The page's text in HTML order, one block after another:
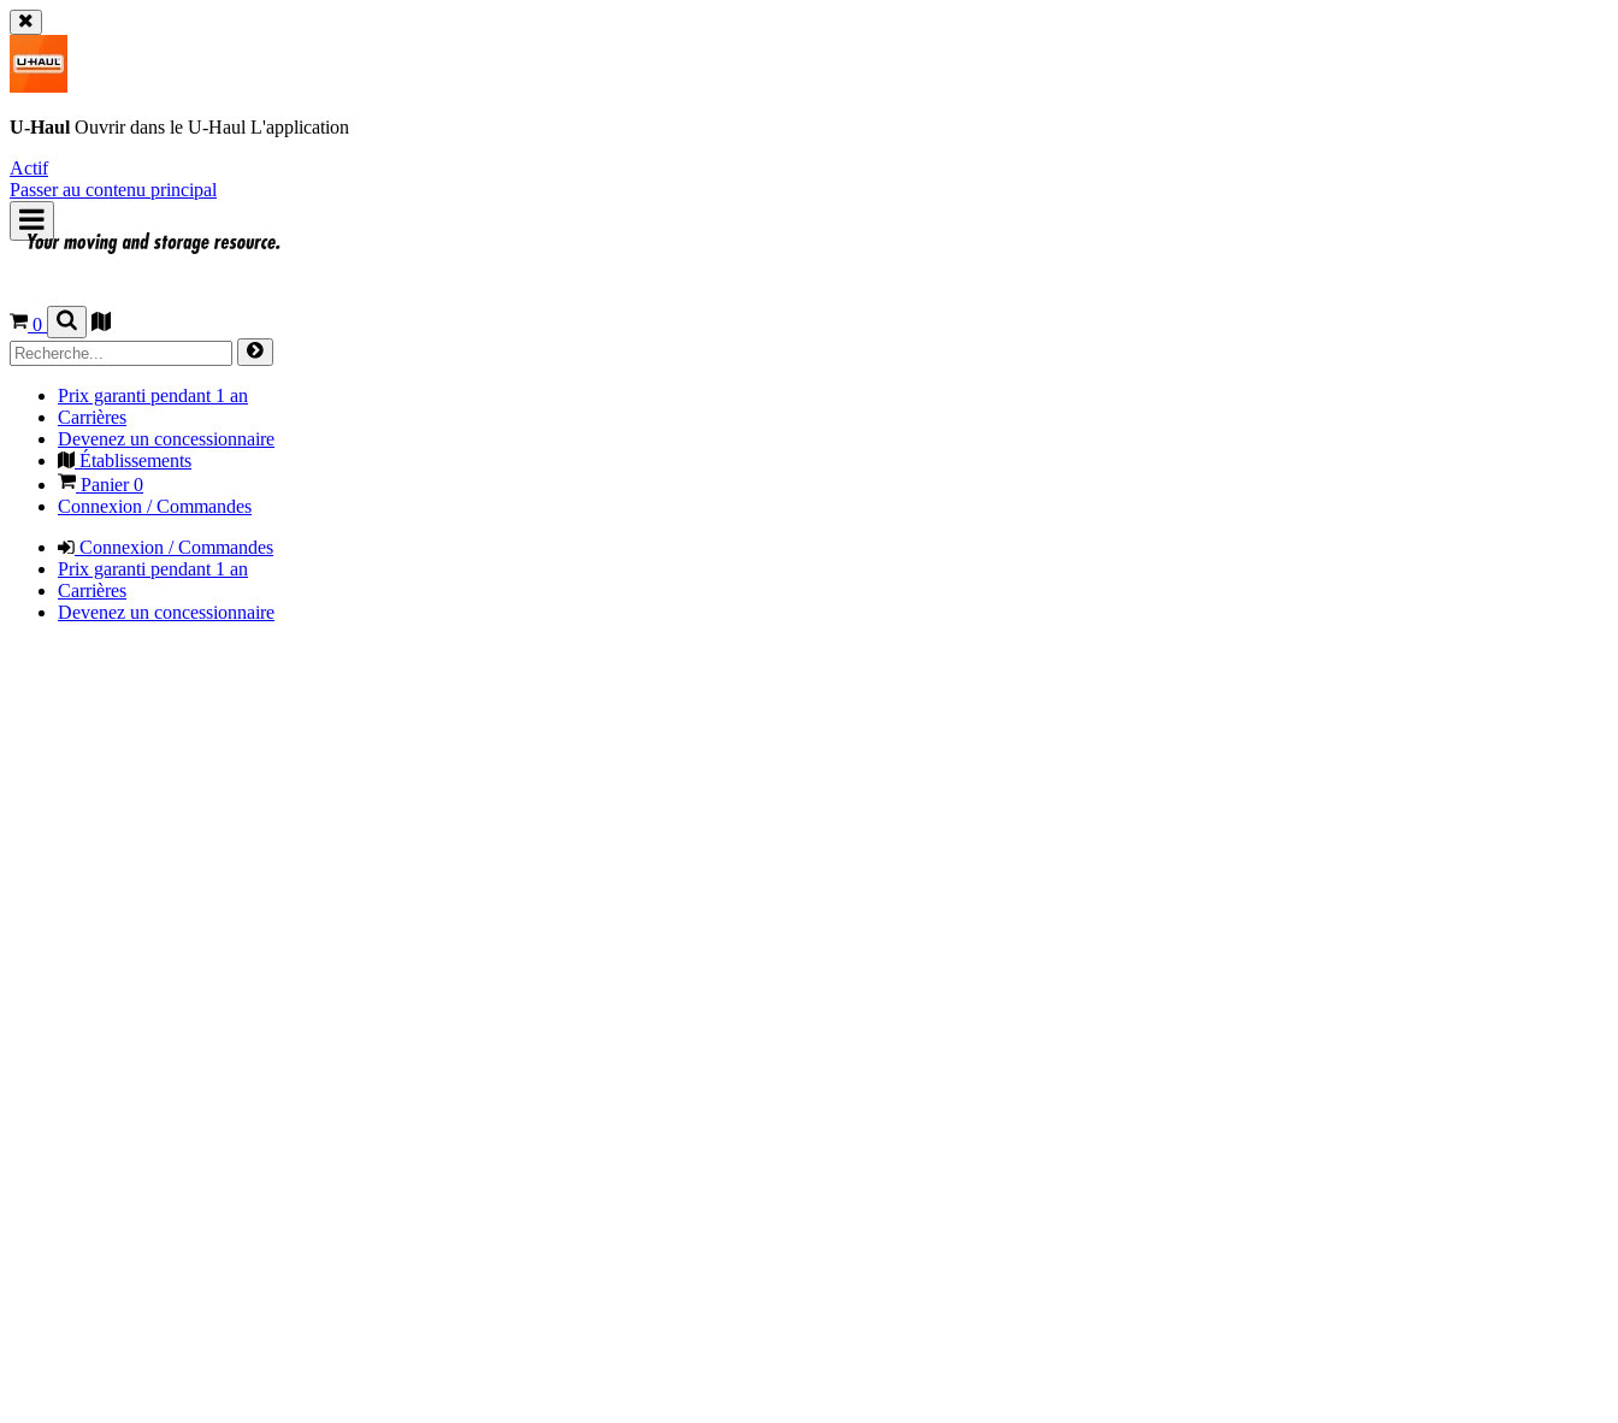
U-Haul Ouvrir dans le U-Haul L'application
Actif
Passer au contenu principal
0
Prix garanti pendant 1 an
Carrières
Devenez un concessionnaire
Établissements
Panier0
Connexion / Commandes
Connexion / Commandes
Prix garanti pendant 1 an
Carrières
Devenez un concessionnaire